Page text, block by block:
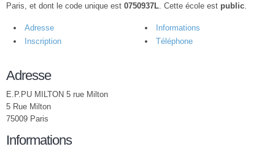
Paris, et dont le code unique est 0750937L. Cette école est public.
Adresse
Informations
Inscription
Téléphone
Adresse
E.P.PU MILTON 5 rue Milton
5 Rue Milton
75009 Paris
Informations